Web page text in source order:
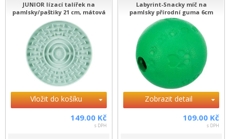
JUNIOR lízací talířek na
pamlsky/paštiky 21 cm, mátová
Vložit do košíku
149.00 Kč
s DPH
Labyrint-Snacky míč na
pamlsky přírodní guma 6cm
Zobrazit detail
109.00 Kč
s DPH